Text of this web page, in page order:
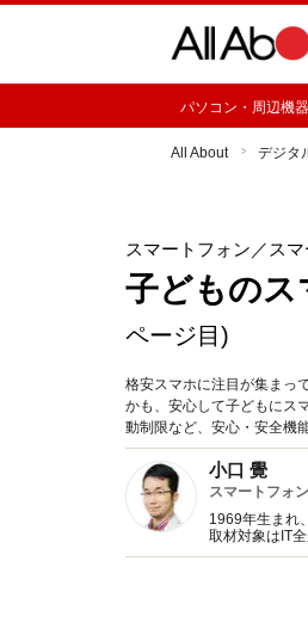
パソコン・周辺機器
All About デジタ
スマートフォン ／ス
子どものス
ページ目)
格安スマホに注目が集まっ
かも、安心して子どもにス
動制限など、安心・安全機
小口 覺
スマートフォ
1969年生まれ
取材対象はIT
としても活動